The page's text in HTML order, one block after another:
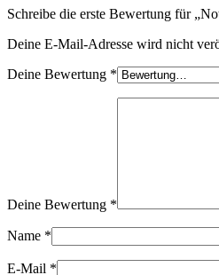
Schreibe die erste Bewertung für
Deine E-Mail-Adresse wird nicht
Deine Bewertung *
Deine Bewertung *
Name *
E-Mail *